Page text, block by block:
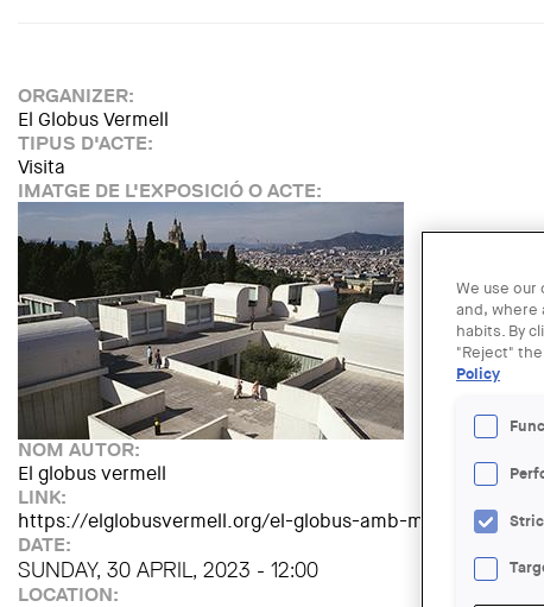
ORGANIZER:
El Globus Vermell
TIPUS D'ACTE:
Visita
IMATGE DE L'EXPOSICIÓ O ACTE:
NOM AUTOR:
El globus vermell
LINK:
https://elglobusvermell.org/el-globus-amb-model-
DATE:
SUNDAY, 30 APRIL, 2023 - 12:00
LOCATION:
We use
and, where
habits. By
"Reject"
Policy